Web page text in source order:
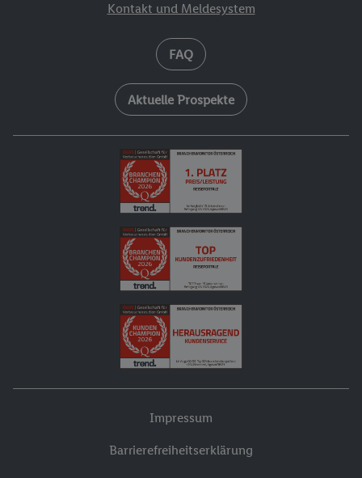
Kontakt und Meldesystem
FAQ
Aktuelle Prospekte
Impressum
Barrierefreiheitserklärung